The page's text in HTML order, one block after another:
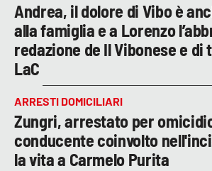
Andrea, il dolore di Vibo è
alla famiglia e a Lorenzo
redazione de Il Vibonese e di
LaC
ARRESTI DOMICILIARI
Zungri, arrestato per
conducente coinvolto
la vita a Carmelo Purita